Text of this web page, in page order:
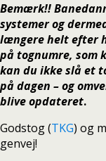
Bemærk!!
systemer og
længere helt efter
på tognumre, som
kan du ikke slå et
på dagen – og
blive opdateret.
Godstog (TKG) og
genvej!